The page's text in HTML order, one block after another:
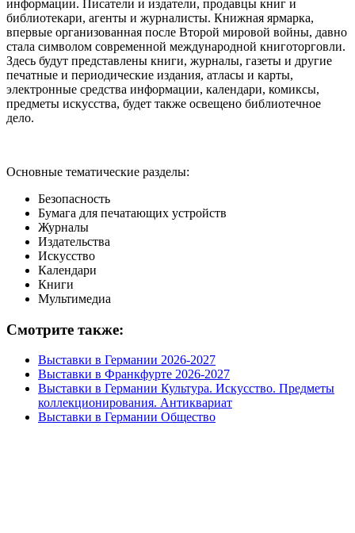
информации. Писатели и издатели, продавцы книг и
библиотекари, агенты и журналисты. Книжная ярмарка,
впервые организованная после Второй мировой войны, давно
стала символом современной международной книготорговли.
Здесь будут представлены книги, журналы, газеты и другие
печатные и периодические издания, атласы и карты,
электронные средства информации, календари, комиксы,
предметы искусства, будет также освещено библиотечное
дело.
Основные тематические разделы:
Безопасность
Бумага для печатающих устройств
Журналы
Издательства
Искусство
Календари
Книги
Мультимедиа
Смотрите также:
Выставки в Германии 2026-2027
Выставки в Франкфурте 2026-2027
Выставки в Германии Культура. Искусство. Предметы
коллекционирования. Антиквариат
Выставки в Германии Общество